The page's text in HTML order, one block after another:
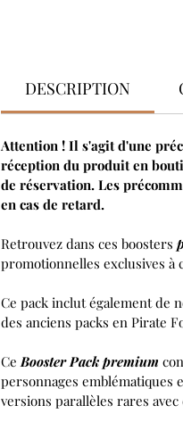
DESCRIPTION
Attention ! Il s'agit d'une
réception du produit en
de réservation. Les
en cas de retard.
Retrouvez dans ces boosters
promotionnelles exclusives à
Ce pack inclut également de
des anciens packs en Pirate
Ce Booster Pack premium
personnages emblématiques
versions parallèles rares